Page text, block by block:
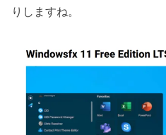
りしますね。